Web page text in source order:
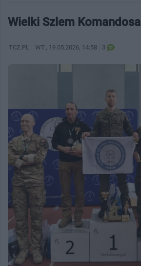
Wielki Szlem Komandosa
TCZ.PL WT. , 19.05.2026, 14:58 3